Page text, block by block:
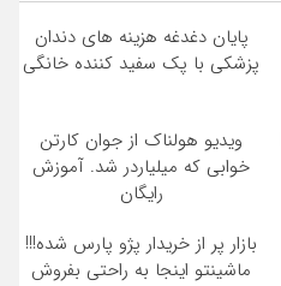
پایان دغدغه هزینه های دندان
پزشکی با پک سفید کننده خانگی
ویدیو هولناک از جوان کارتن
خوابی که میلیاردر شد. آموزش
رایگان
بازار پر از خریدار پژو پارس شده!!!
ماشینتو اینجا به راحتی بفروش